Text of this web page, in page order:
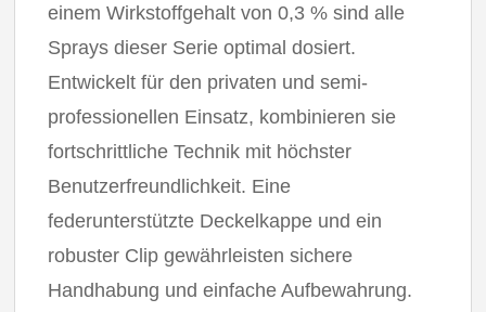
einem Wirkstoffgehalt von 0,3 % sind alle
Sprays dieser Serie optimal dosiert.
Entwickelt für den privaten und semi-
professionellen Einsatz, kombinieren sie
fortschrittliche Technik mit höchster
Benutzerfreundlichkeit. Eine
federunterstützte Deckelkappe und ein
robuster Clip gewährleisten sichere
Handhabung und einfache Aufbewahrung.